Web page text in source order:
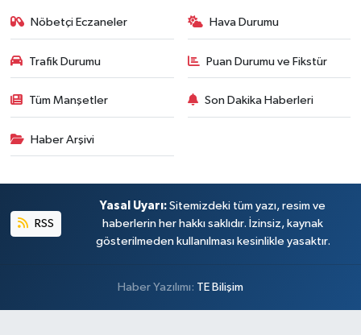
Nöbetçi Eczaneler Hava Durumu
Trafik Durumu Puan Durumu ve Fikstür
Tüm Manşetler Son Dakika Haberleri
Haber Arşivi
RSS
Yasal Uyarı: Sitemizdeki tüm yazı, resim ve
haberlerin her hakkı saklıdır. İzinsiz, kaynak
gösterilmeden kullanılması kesinlikle yasaktır.
Haber Yazılımı: TE Bilişim